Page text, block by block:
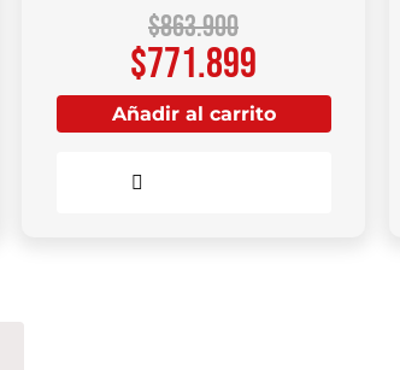
$863.900
$771.899
Añadir al carrito